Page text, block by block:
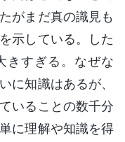
がまだ真の識見も
示している。した
きすぎる。なぜな
に知識はあるが、
いることの数千分
に理解や知識を得